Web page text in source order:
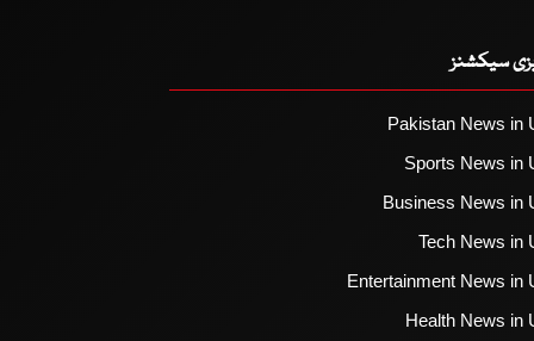
سیکشنز
Pakistan News in
Sports News in
Business News in
Tech News in
Entertainment News in
Health News in